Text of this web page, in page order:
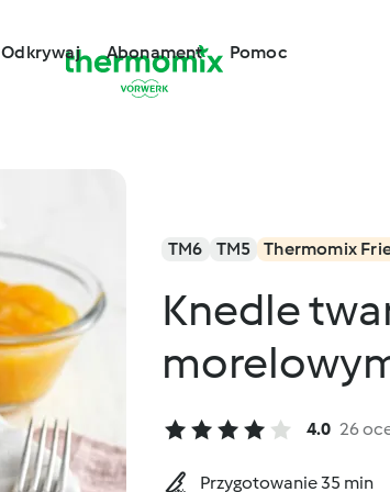
Odkrywaj Abonament Pomoc
TM6 TM5 Thermomix
Knedle
4.0 26
Przygotowanie 35 min